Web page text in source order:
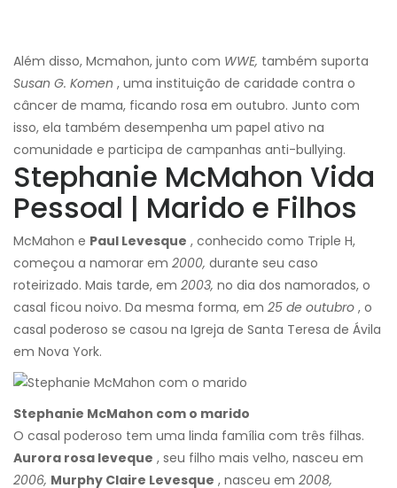
Além disso, Mcmahon, junto com WWE, também suporta
Susan G. Komen , uma instituição de caridade contra o
câncer de mama, ficando rosa em outubro. Junto com
isso, ela também desempenha um papel ativo na
comunidade e participa de campanhas anti-bullying.
Stephanie McMahon Vida
Pessoal | Marido e Filhos
McMahon e Paul Levesque , conhecido como Triple H,
começou a namorar em 2000, durante seu caso
roteirizado. Mais tarde, em 2003, no dia dos namorados, o
casal ficou noivo. Da mesma forma, em 25 de outubro , o
casal poderoso se casou na Igreja de Santa Teresa de Ávila
em Nova York.
Stephanie McMahon com o marido
O casal poderoso tem uma linda família com três filhas.
Aurora rosa leveque , seu filho mais velho, nasceu em
2006, Murphy Claire Levesque , nasceu em 2008,